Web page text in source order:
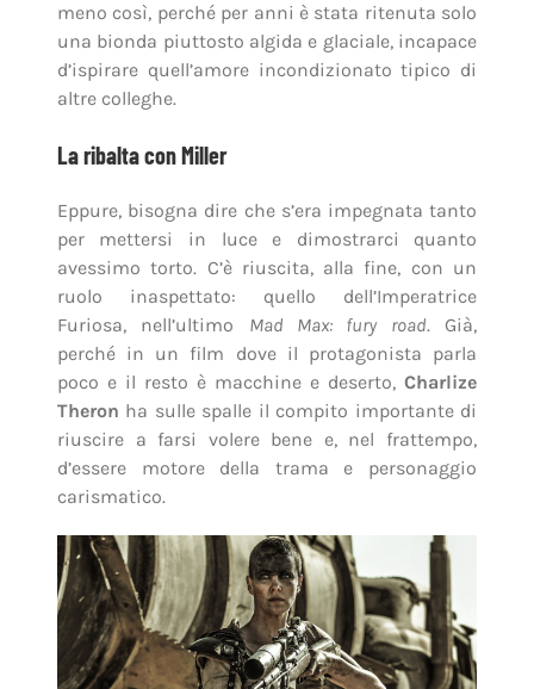
meno così, perché per anni è stata ritenuta solo
una bionda piuttosto algida e glaciale, incapace
d’ispirare quell’amore incondizionato tipico di
altre colleghe.
La ribalta con Miller
Eppure, bisogna dire che s’era impegnata tanto
per mettersi in luce e dimostrarci quanto
avessimo torto. C’è riuscita, alla fine, con un
ruolo inaspettato: quello dell’Imperatrice
Furiosa, nell’ultimo Mad Max: fury road. Già,
perché in un film dove il protagonista parla
poco e il resto è macchine e deserto,Charlize
Theron ha sulle spalle il compito importante di
riuscire a farsi volere bene e, nel frattempo,
d’essere motore della trama e personaggio
carismatico.